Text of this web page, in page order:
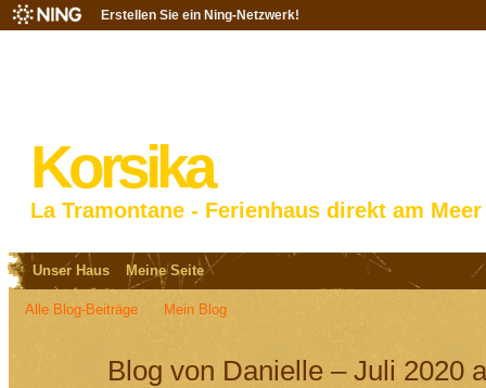
Erstellen Sie ein Ning-Netzwerk!
Korsika
La Tramontane - Ferienhaus direkt am Meer
Unser Haus Meine Seite
Alle Blog-Beiträge Mein Blog
Blog von Danielle – Juli 2020